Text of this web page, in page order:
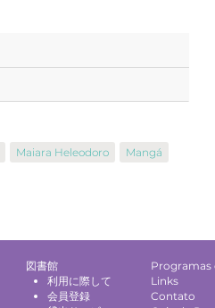
Maiara Heleodoro
Mangá
図書館
利用に際して
会員登録
Programas
Links
Contato